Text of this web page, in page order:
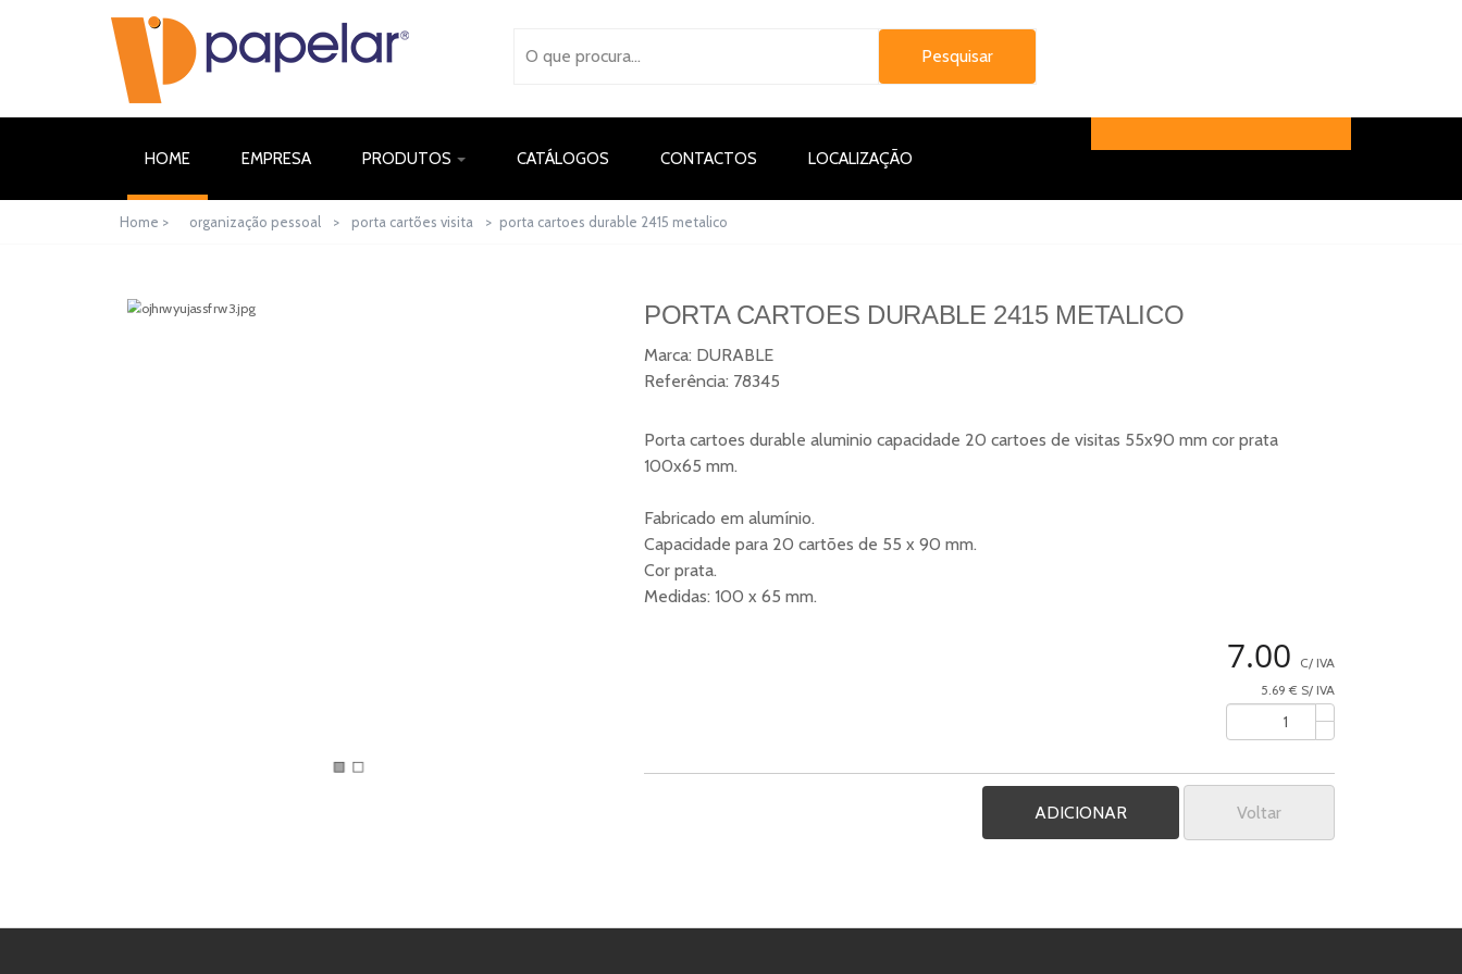
HOME (CURRENT)EMPRESA PRODUTOS CATÁLOGOS CONTACTOS LOCALIZAÇÃO
Home > organização pessoal > porta cartões visita > porta cartoes durable 2415 metalico
PORTA CARTOES DURABLE 2415 METALICO
Marca: DURABLE
Referência: 78345
Porta cartoes durable aluminio capacidade 20 cartoes de visitas 55x90 mm cor prata
100x65 mm.
Fabricado em alumínio.
Capacidade para 20 cartões de 55 x 90 mm.
Cor prata.
Medidas: 100 x 65 mm.
7.00
C/ IVA
5.69 € S/ IVA
Voltar